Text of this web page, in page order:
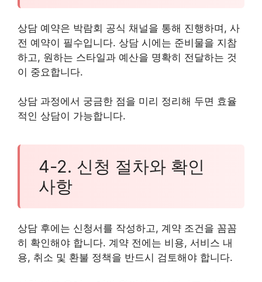
상담 예약은 박람회 공식 채널을 통해 진행하며, 사
전 예약이 필수입니다. 상담 시에는 준비물을 지참
하고, 원하는 스타일과 예산을 명확히 전달하는 것
이 중요합니다.
상담 과정에서 궁금한 점을 미리 정리해 두면 효율
적인 상담이 가능합니다.
4-2. 신청 절차와 확인
사항
상담 후에는 신청서를 작성하고, 계약 조건을 꼼꼼
히 확인해야 합니다. 계약 전에는 비용, 서비스 내
용, 취소 및 환불 정책을 반드시 검토해야 합니다.